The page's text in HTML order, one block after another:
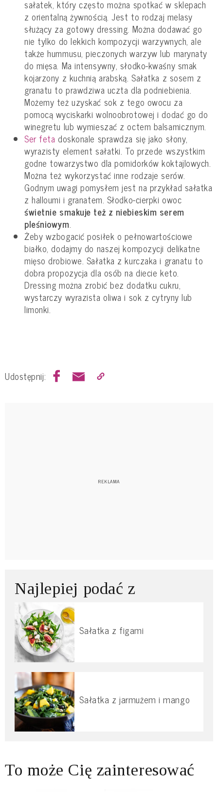
sałatek, który często można spotkać w sklepach
z orientalną żywnością. Jest to rodzaj melasy
służący za gotowy dressing. Można dodawać go
nie tylko do lekkich kompozycji warzywnych, ale
także hummusu, pieczonych warzyw lub marynaty
do mięsa. Ma intensywny, słodko-kwaśny smak
kojarzony z kuchnią arabską. Sałatka z sosem z
granatu to prawdziwa uczta dla podniebienia.
Możemy też uzyskać sok z tego owocu za
pomocą wyciskarki wolnoobrotowej i dodać go do
winegretu lub wymieszać z octem balsamicznym.
Ser feta doskonale sprawdza się jako słony,
wyrazisty element sałatki. To przede wszystkim
godne towarzystwo dla pomidorków koktajlowych.
Można też wykorzystać inne rodzaje serów.
Godnym uwagi pomysłem jest na przykład sałatka
z halloumi i granatem. Słodko-cierpki owoc
świetnie smakuje też z niebieskim serem
pleśniowym.
Żeby wzbogacić posiłek o pełnowartościowe
białko, dodajmy do naszej kompozycji delikatne
mięso drobiowe. Sałatka z kurczaka i granatu to
dobra propozycja dla osób na diecie keto.
Dressing można zrobić bez dodatku cukru,
wystarczy wyrazista oliwa i sok z cytryny lub
limonki.
Udostępnij:
Najlepiej podać z
Sałatka z figami
Sałatka z jarmużem i mango
To może Cię zainteresować